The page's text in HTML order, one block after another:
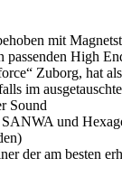
mit
High
Zuborg, hat
im
Sound
und
der am besten